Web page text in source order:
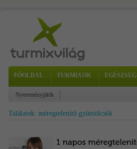
FŐOLDAL TURMIXOK EGÉSZSÉG
Nyereményjáték
Találatok: méregtelenítő gyümölcsök